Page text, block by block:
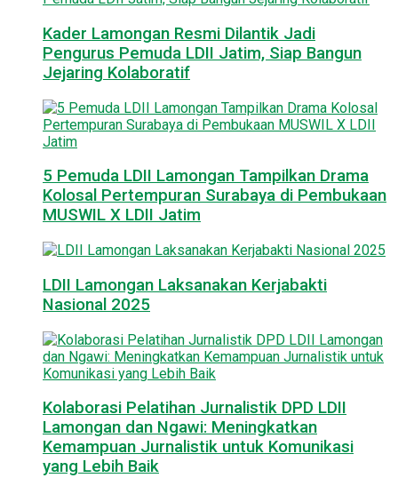
Kader Lamongan Resmi Dilantik Jadi
Pengurus Pemuda LDII Jatim, Siap Bangun
Jejaring Kolaboratif
5 Pemuda LDII Lamongan Tampilkan Drama
Kolosal Pertempuran Surabaya di Pembukaan
MUSWIL X LDII Jatim
LDII Lamongan Laksanakan Kerjabakti
Nasional 2025
Kolaborasi Pelatihan Jurnalistik DPD LDII
Lamongan dan Ngawi: Meningkatkan
Kemampuan Jurnalistik untuk Komunikasi
yang Lebih Baik